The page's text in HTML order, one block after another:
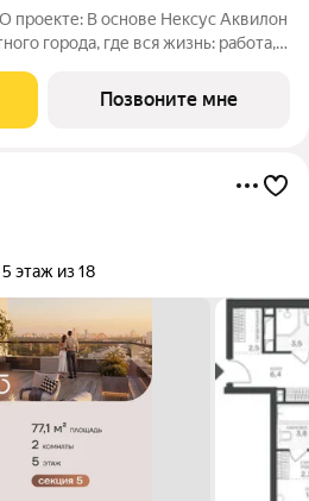
проекте: В основе Нексус Аквилон
города, где вся жизнь: работа,
просто экономит время, а
Позвоните мне
5 этаж из 18